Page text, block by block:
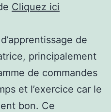
Cliquez ici
de
principalement
de commandes
et l’exercice car le
bon. Ce